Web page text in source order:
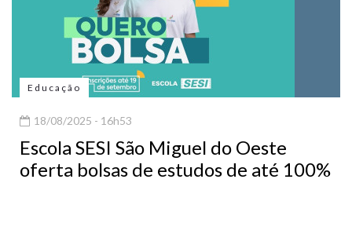
Educação
18/08/2025 - 16h53
Escola SESI São Miguel do Oeste
oferta bolsas de estudos de até 100%